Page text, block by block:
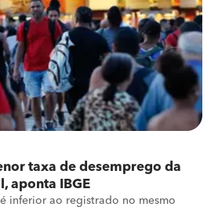
taxa de desemprego da
aponta IBGE
inferior ao registrado no mesmo